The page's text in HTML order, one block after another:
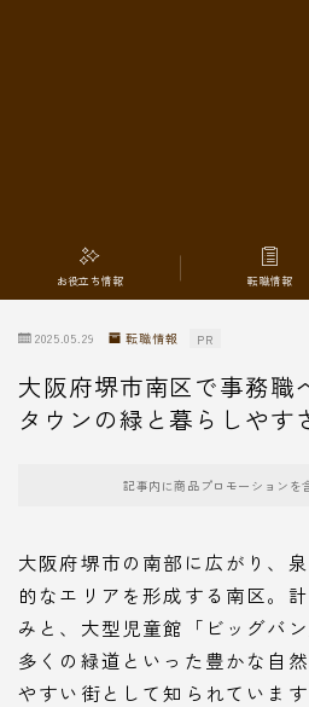
お役立ち情報 転職情報
2025.05.29 転職情報 PR
大阪府堺市南区で事務職
タウンの緑と暮らしやす
記事内に商品プロモーションを
大阪府堺市の南部に広がり、
的なエリアを形成する南区。
みと、大型児童館「ビッグバ
多くの緑道といった豊かな自
やすい街として知られていま